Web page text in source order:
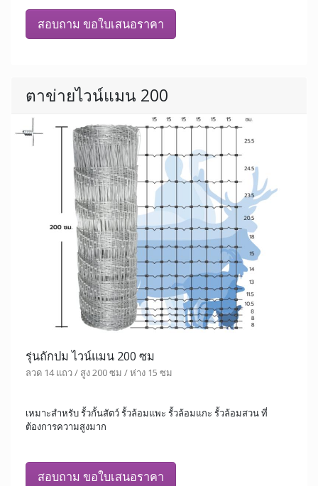
สอบถาม ขอใบเสนอราคา
ตาข่ายไวน์แมน 200
รุ่นถักปม ไวน์แมน 200 ซม
ลวด 14 แถว / สูง 200 ซม / ห่าง 15 ซม
เหมาะสำหรับ รั้วกั้นสัตว์ รั้วล้อมแพะ รั้วล้อมแกะ รั้วล้อมสวน ที่
ต้องการความสูงมาก
สอบถาม ขอใบเสนอราคา